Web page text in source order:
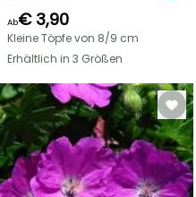
Ab€ 3,90
Kleine Töpfe von 8/9 cm
Erhältlich in 3 Größen